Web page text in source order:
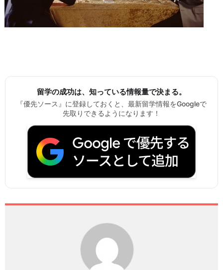
留学の成功は、知っている情報量で決まる。
『優先ソース』に登録しておくと、最新留学情報をGoogleで
先取りできるようになります！